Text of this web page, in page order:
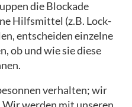
die Blockade
Hilfsmittel (z.B. Lock-
entscheiden einzelne
ob und wie sie diese
verhalten; wir